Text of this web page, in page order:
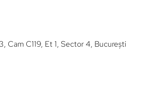
Cam C119, Et 1, Sector 4, București